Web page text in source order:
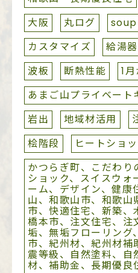
大阪
丸ログ soup
カスタマイズ
給湯器
波板
断熱性能
1
あまご山プライベート
岩出
地域材活用
桧階段
ヒートショ
かつらぎ町、こだわり
ショック、スイスウォ
ーム、デザイン、健康
山、和歌山市、和歌山
市、快適住宅、新築、
橋本市、注文住宅、注
垢、無垢フローリング
市、紀州材、紀州材補
震等級、自然塗料、自
材、補助金、長期優良